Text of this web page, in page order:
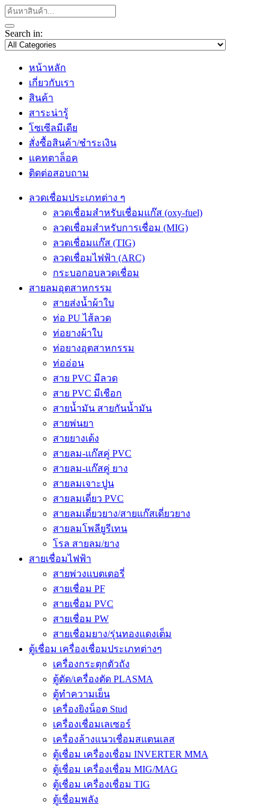
Search in:
หน้าหลัก
เกี่ยวกับเรา
สินค้า
สาระน่ารู้
โซเซีลมีเดีย
สั่งซื้อสินค้า/ชำระเงิน
แคทตาล็อค
ติดต่อสอบถาม
ลวดเชื่อมประเภทต่าง ๆ
ลวดเชื่อมสำหรับเชื่อมแก๊ส (oxy-fuel)
ลวดเชื่อมสำหรับการเชื่อม (MIG)
ลวดเชื่อมแก๊ส (TIG)
ลวดเชื่อมไฟฟ้า (ARC)
กระบอกอบลวดเชื่อม
สายลมอุตสาหกรรม
สายส่งน้ำผ้าใบ
ท่อ PU ไส้ลวด
ท่อยางผ้าใบ
ท่อยางอุตสาหกรรม
ท่ออ่อน
สาย PVC มีลวด
สาย PVC มีเชือก
สายน้ำมัน สายกันน้ำมัน
สายพ่นยา
สายยางเด้ง
สายลม-แก๊สคู่ PVC
สายลม-แก๊สคู่ ยาง
สายลมเจาะปูน
สายลมเดี่ยว PVC
สายลมเดี่ยวยาง/สายแก๊สเดี่ยวยาง
สายลมโพลียูรีเทน
โรล สายลม/ยาง
สายเชื่อมไฟฟ้า
สายพ่วงแบตเตอรี่
สายเชื่อม PF
สายเชื่อม PVC
สายเชื่อม PW
สายเชื่อมยาง/รุ่นทองแดงเต็ม
ตู้เชื่อม เครื่องเชื่อมประเภทต่างๆ
เครื่องกระตุกตัวถัง
ตู้ตัด/เครื่องตัด PLASMA
ตู้ทำความเย็น
เครื่องยิงน็อต Stud
เครื่องเชื่อมเลเซอร์
เครื่องล้างแนวเชื่อมสแตนเลส
ตู้เชื่อม เครื่องเชื่อม INVERTER MMA
ตู้เชื่อม เครื่องเชื่อม MIG/MAG
ตู้เชื่อม เครื่องเชื่อม TIG
ตู้เชื่อมพลัง